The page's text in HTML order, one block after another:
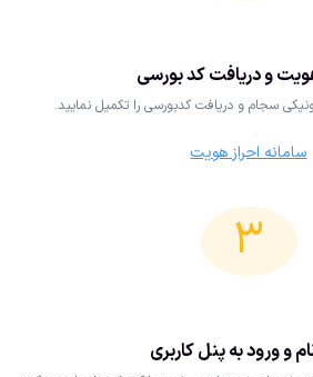
و دریافت کد بورسی
سجام و دریافت کدبورسی را تکمیل نمایید.
سامانه احراز هویت
۳
و ورود به پنل کاربری